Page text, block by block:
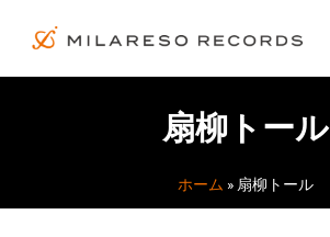
扇柳トール
ホーム » 扇柳トール